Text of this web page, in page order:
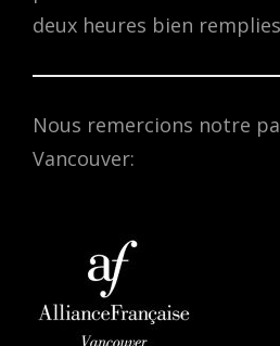
deux heures bien
Nous remercions notre
Vancouver: